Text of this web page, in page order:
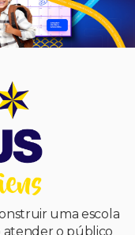
uma escola
o público